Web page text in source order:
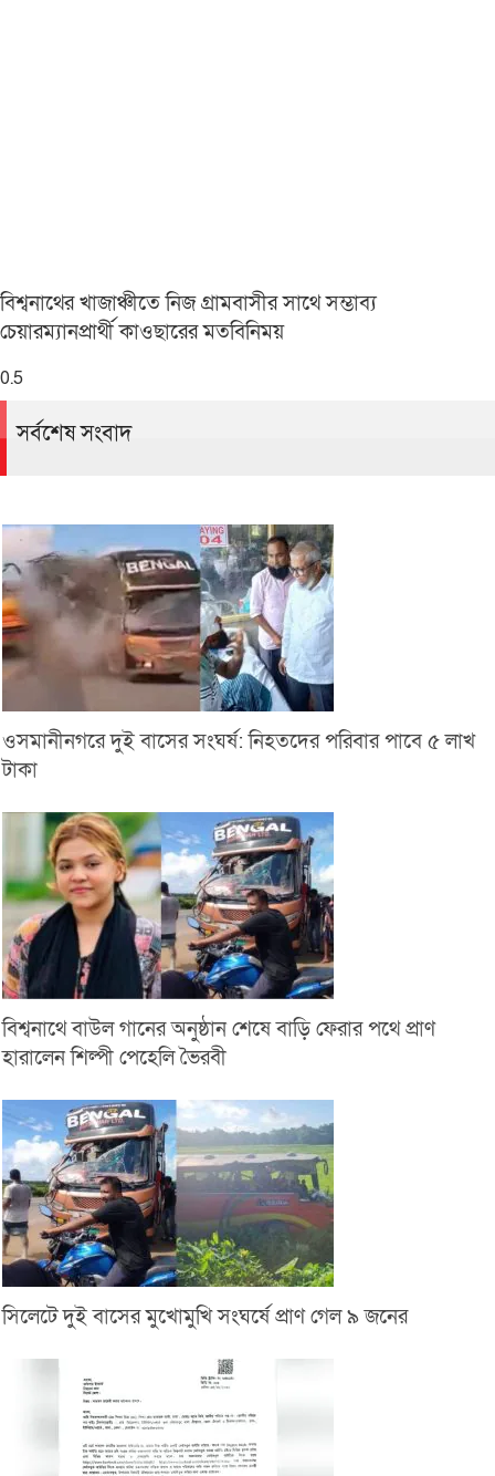
বিশ্বনাথের খাজাঞ্চীতে নিজ গ্রামবাসীর সাথে সম্ভাব্য
চেয়ারম্যানপ্রার্থী কাওছারের মতবিনিময়
সর্বশেষ সংবাদ
ওসমানীনগরে দুই বাসের সংঘর্ষ: নিহতদের পরিবার পাবে ৫ লাখ
টাকা
বিশ্বনাথে বাউল গানের অনুষ্ঠান শেষে বাড়ি ফেরার পথে প্রাণ
হারালেন শিল্পী পেহেলি ভৈরবী
সিলেটে দুই বাসের মুখোমুখি সংঘর্ষে প্রাণ গেল ৯ জনের